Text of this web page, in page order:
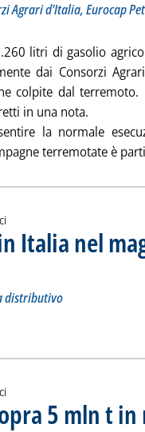
Agrari d'Italia, Eurocap
litri di gasolio
dai Consorzi
colpite dal terremoto.
in una nota.
la normale
terremotate è
Italia nel
sui trasferimenti al sistema
distributivo
in Italia nel
5 mln t in